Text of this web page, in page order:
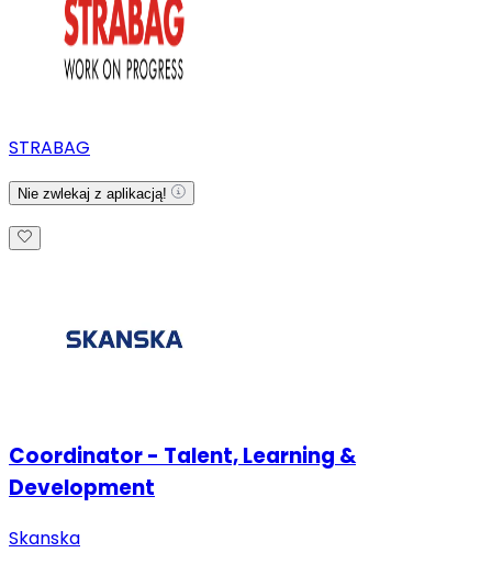
STRABAG
Nie zwlekaj z aplikacją!
Coordinator - Talent, Learning &
Development
Skanska